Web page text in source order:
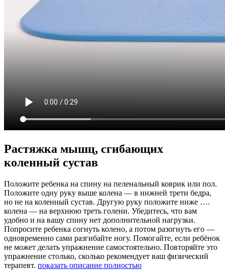
Растяжка мышц, сгибающих
коленный сустав
Положите ребенка на спину на пеленальный коврик или пол.
Положите одну руку выше колена — в нижней трети бедра,
но не на коленный сустав. Другую руку положите ниже ….
колена — на верхнюю треть голени. Убедитесь, что вам
удобно и на вашу спину нет дополнительной нагрузки.
Попросите ребенка согнуть колено, а потом разогнуть его —
одновременно сами разгибайте ногу. Помогайте, если ребёнок
не может делать упражнение самостоятельно. Повторяйте это
упражнение столько, сколько рекомендует ваш физический
терапевт. показать описание полностью